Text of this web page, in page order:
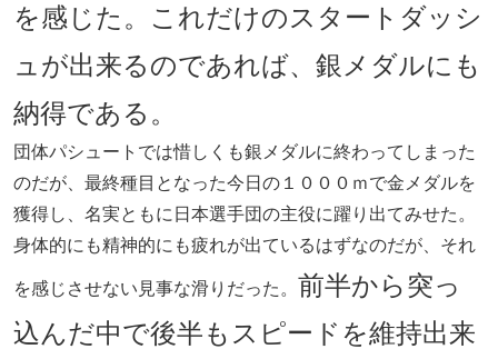
を感じた。これだけのスタートダッシ
ュが出来るのであれば、銀メダルにも
納得である。
団体パシュートでは惜しくも銀メダルに終わってしまった
のだが、最終種目となった今日の１０００ｍで金メダルを
獲得し、名実ともに日本選手団の主役に躍り出てみせた。
身体的にも精神的にも疲れが出ているはずなのだが、それ
を感じさせない見事な滑りだった。 前半から突っ
込んだ中で後半もスピードを維持出来